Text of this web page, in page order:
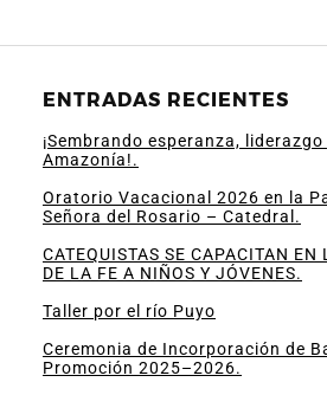
ENTRADAS RECIENTES
¡Sembrando esperanza,
Amazonía!.
Oratorio Vacacional 2026 en la
Señora del Rosario – Catedral.
CATEQUISTAS SE CAPACITAN
DE LA FE A NIÑOS Y JÓVENES.
Taller por el río Puyo
Ceremonia de Incorporación de
Promoción 2025–2026.